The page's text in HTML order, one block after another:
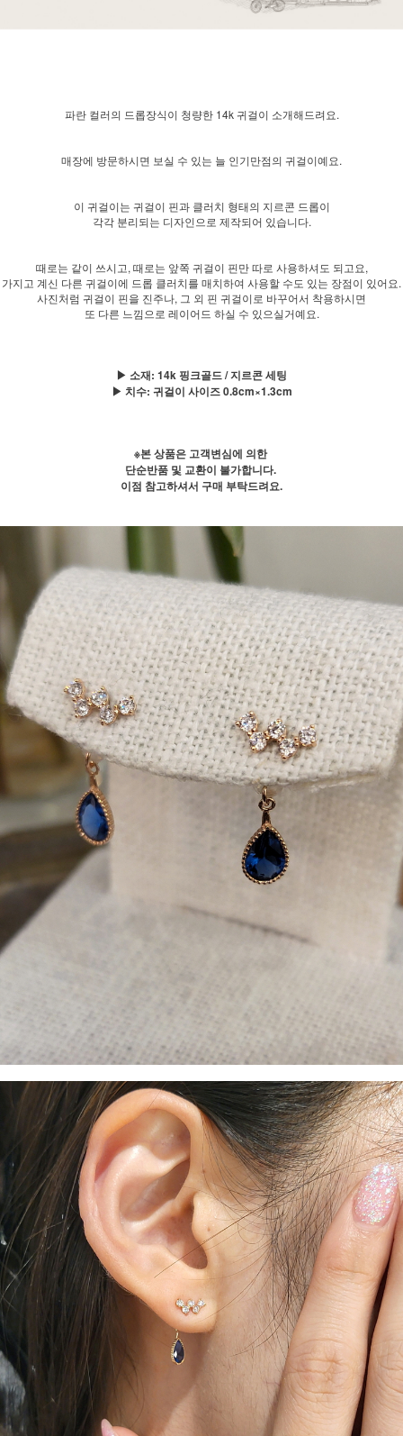
파란 컬러의 드롭장식이 청량한 14k 귀걸이 소개해드려요.
매장에 방문하시면 보실 수 있는 늘 인기만점의 귀걸이예요.
이 귀걸이는 귀걸이 핀과 클러치 형태의 지르콘 드롭이
각각 분리되는 디자인으로 제작되어 있습니다.
때로는 같이 쓰시고, 때로는 앞쪽 귀걸이 핀만 따로 사용하셔도 되고요,
가지고 계신 다른 귀걸이에 드롭 클러치를 매치하여 사용할 수도 있는 장점이 있어요.
사진처럼 귀걸이 핀을 진주나, 그 외 핀 귀걸이로 바꾸어서 착용하시면
또 다른 느낌으로 레이어드 하실 수 있으실거예요.
▶ 소재: 14k 핑크골드 / 지르콘 세팅
▶ 치수: 귀걸이 사이즈 0.8cm×1.3cm
※본 상품은 고객변심에 의한
단순반품 및 교환이 불가합니다.
이점 참고하셔서 구매 부탁드려요.